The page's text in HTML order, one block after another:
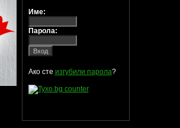
Име:
Парола:
Ако сте изгубили парола?